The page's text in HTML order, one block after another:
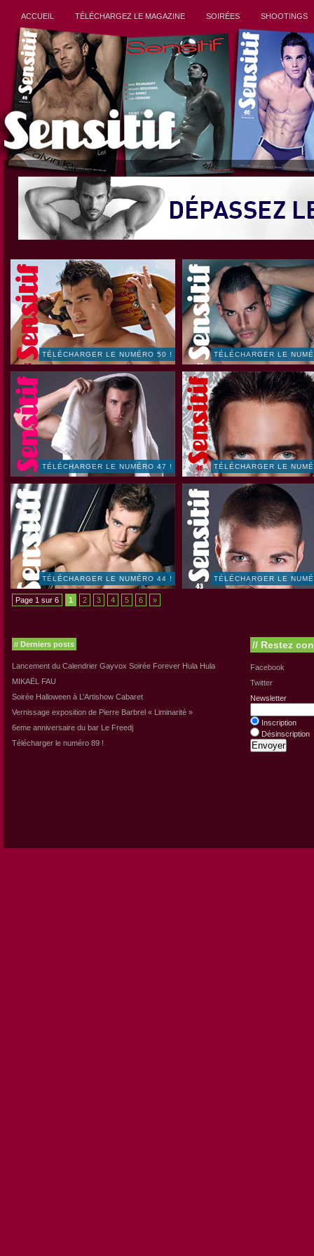
ACCUEIL TÉLÉCHARGEZ LE MAGAZINE SOIRÉES SHOOTINGS
TÉLÉCHARGER LE NUMÉRO 50 ! TÉLÉCHARGER LE
TÉLÉCHARGER LE NUMÉRO 47 ! TÉLÉCHARGER LE
TÉLÉCHARGER LE NUMÉRO 44 ! TÉLÉCHARGER LE
Page 1 sur 6 1 2 3 4 5 6 »
// Derniers posts
Lancement du Calendrier Gayvox Soirée Forever Hula Hula
MIKAËL FAU
Soirée Halloween à L’Artishow Cabaret
Vernissage exposition de Pierre Barbrel « Liminarité »
6eme anniversaire du bar Le Freedj
Télécharger le numéro 89 !
// Restez
Facebook
Twitter
Newsletter
Inscription
Désinscription